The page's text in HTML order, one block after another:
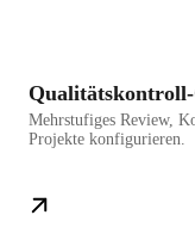
Mehrstufiges Review,
Projekte konfigurieren.